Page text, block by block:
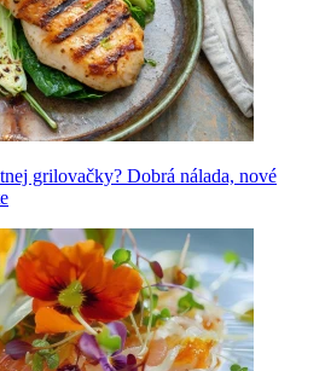
grilovačky? Dobrá nálada, nové